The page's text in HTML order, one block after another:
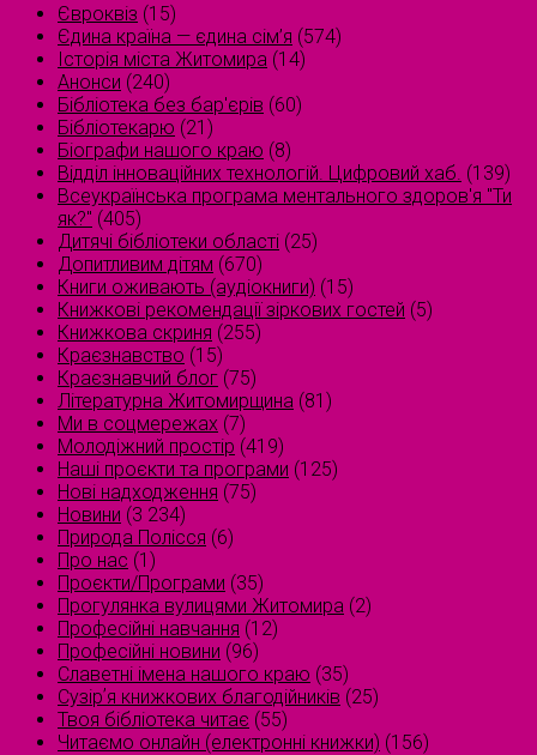
Євроквіз (15)
Єдина країна — єдина сім’я (574)
Історія міста Житомира (14)
Анонси (240)
Бібліотека без бар'єрів (60)
Бібліотекарю (21)
Біографи нашого краю (8)
Відділ інноваційних технологій. Цифровий хаб. (139)
Всеукраїнська програма ментального здоров'я "Ти
як?" (405)
Дитячі бібліотеки області (25)
Допитливим дітям (670)
Книги оживають (аудіокниги) (15)
Книжкові рекомендації зіркових гостей (5)
Книжкова скриня (255)
Краєзнавство (15)
Краєзнавчий блог (75)
Літературна Житомирщина (81)
Ми в соцмережах (7)
Молодіжний простір (419)
Наші проєкти та програми (125)
Нові надходження (75)
Новини (3 234)
Природа Полісся (6)
Про нас (1)
Проєкти/Програми (35)
Прогулянка вулицями Житомира (2)
Професійні навчання (12)
Професійні новини (96)
Славетні імена нашого краю (35)
Сузірʼя книжкових благодійників (25)
Твоя бібліотека читає (55)
Читаємо онлайн (електронні книжки) (156)